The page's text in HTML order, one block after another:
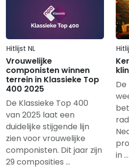
Hitlijst NL
Vrouwelijke
componisten winnen
terrein in Klassieke Top
400 2025
De Klassieke Top 400
van 2025 laat een
duidelijke stijgende lijn
zien voor vrouwelijke
componisten. Dit jaar zijn
29 composities …
in …